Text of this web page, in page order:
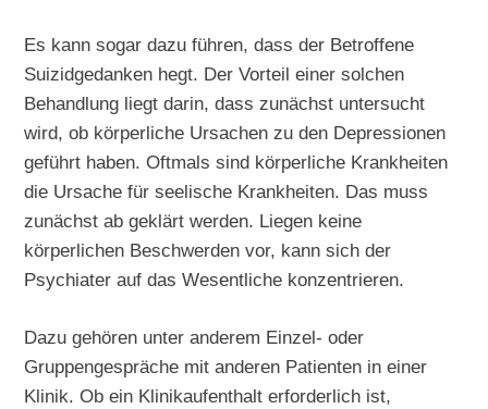
Es kann sogar dazu führen, dass der Betroffene
Suizidgedanken hegt. Der Vorteil einer solchen
Behandlung liegt darin, dass zunächst untersucht
wird, ob körperliche Ursachen zu den Depressionen
geführt haben. Oftmals sind körperliche Krankheiten
die Ursache für seelische Krankheiten. Das muss
zunächst ab geklärt werden. Liegen keine
körperlichen Beschwerden vor, kann sich der
Psychiater auf das Wesentliche konzentrieren.
Dazu gehören unter anderem Einzel- oder
Gruppengespräche mit anderen Patienten in einer
Klinik. Ob ein Klinikaufenthalt erforderlich ist,